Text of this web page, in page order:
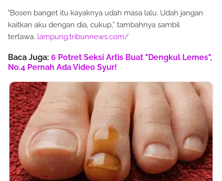
"Bosen banget itu kayaknya udah masa lalu. Udah jangan
kaitkan aku dengan dia, cukup,” tambahnya sambil
tertawa. lampung.tribunnews.com/
Baca Juga: 6 Potret Seksi Artis Buat "Dengkul Lemes",
No.4 Pernah Ada Video Syur!